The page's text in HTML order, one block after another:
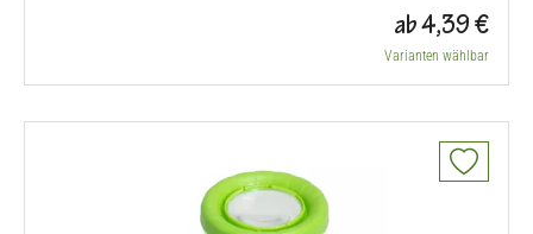
ab 4,39 €
Varianten wählbar